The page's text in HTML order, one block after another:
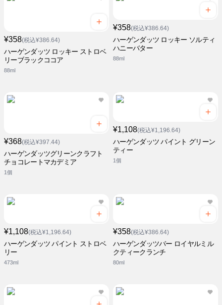
¥358(税込¥386.64)
ハーゲンダッツ ロッキー ストロベ
リーブラックココア
88ml
¥358(税込¥386.64)
ハーゲンダッツ ロッキー ソルティ
ハニーバター
88ml
¥368(税込¥397.44)
ハーゲンダッツグリーンクラフト
チョコレートマカデミア
1個
¥1,108(税込¥1,196.64)
ハーゲンダッツ パイント グリーン
ティー
1個
¥1,108(税込¥1,196.64)
ハーゲンダッツ パイント ストロベ
リー
473ml
¥358(税込¥386.64)
ハーゲンダッツバー ロイヤルミル
クティークランチ
80ml